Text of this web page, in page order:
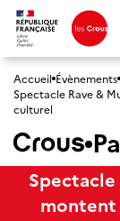
Accueil Évènements
Spectacle Rave &
culturel
montent